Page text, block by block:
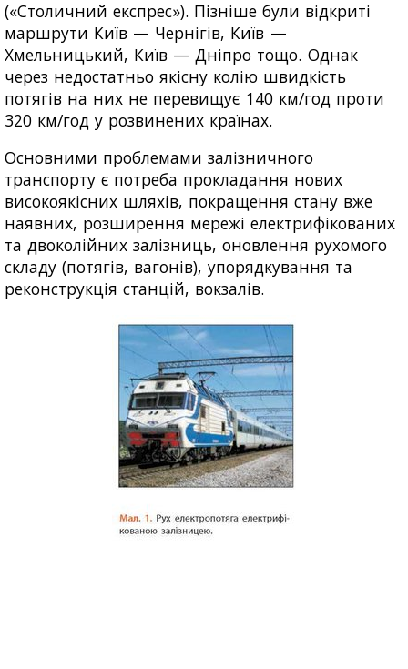
(«Столичний експрес»). Пізніше були відкриті
маршрути Київ — Чернігів, Київ —
Хмельницький, Київ — Дніпро тощо. Однак
через недостатньо якісну колію швидкість
потягів на них не перевищує 140 км/год проти
320 км/год у розвинених країнах.
Основними проблемами залізничного
транспорту є потреба прокладання нових
високоякісних шляхів, покращення стану вже
наявних, розширення мережі електрифікованих
та двоколійних залізниць, оновлення рухомого
складу (потягів, вагонів), упорядкування та
реконструкція станцій, вокзалів.